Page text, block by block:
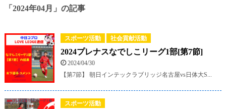
「2024年04月」の記事
スポーツ活動 社会貢献活動
2024プレナスなでしこリーグ1部[第7節]
2024/04/30
【第7節】 朝日インテックラブリッジ名古屋vs日体大S...
スポーツ活動